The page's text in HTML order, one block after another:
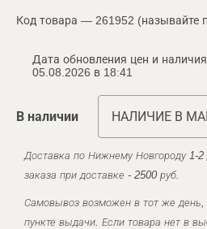
Код товара — 261952 (называйте
Дата обновления цен и
05.08.2026 в 18:41
В наличии НАЛИЧИЕ В
Доставка по Нижнему Новгороду 1-
заказа при доставке - 2500 руб.
Самовывоз возможен в тот же
пункте выдачи. Если товара нет в